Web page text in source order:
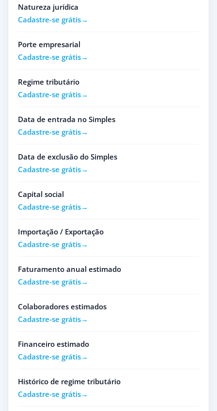
Natureza jurídica
Cadastre-se grátis
Porte empresarial
Cadastre-se grátis
Regime tributário
Cadastre-se grátis
Data de entrada no Simples
Cadastre-se grátis
Data de exclusão do Simples
Cadastre-se grátis
Capital social
Cadastre-se grátis
Importação / Exportação
Cadastre-se grátis
Faturamento anual estimado
Cadastre-se grátis
Colaboradores estimados
Cadastre-se grátis
Financeiro estimado
Cadastre-se grátis
Histórico de regime tributário
Cadastre-se grátis